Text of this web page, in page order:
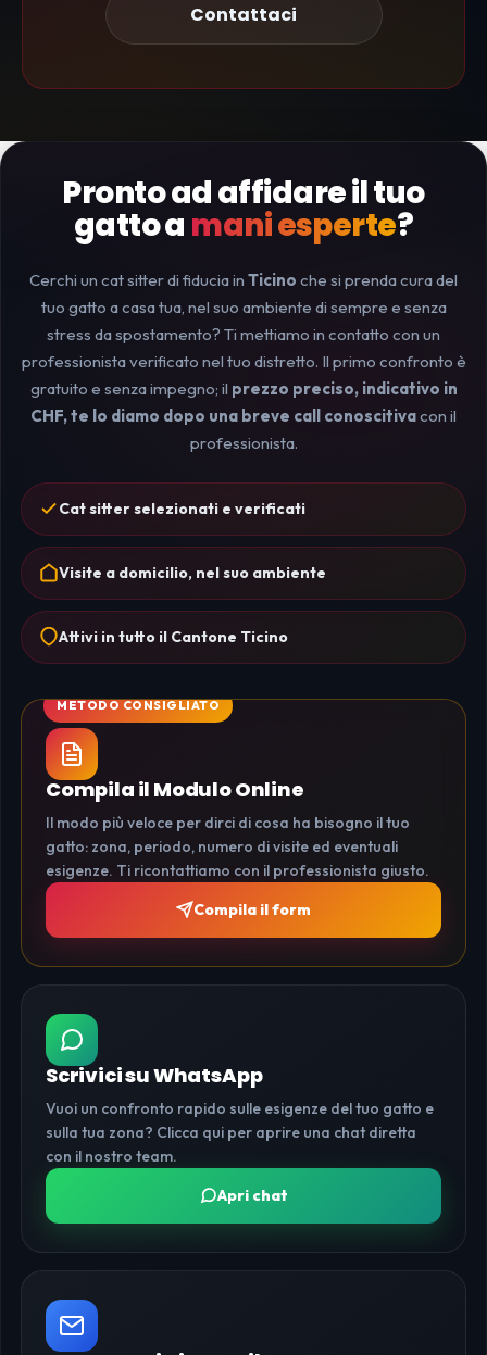
Contattaci
Pronto ad affidare il tuo
gatto a mani esperte?
Cerchi un cat sitter di fiducia in Ticino che si prenda cura del
tuo gatto a casa tua, nel suo ambiente di sempre e senza
stress da spostamento? Ti mettiamo in contatto con un
professionista verificato nel tuo distretto. Il primo confronto è
gratuito e senza impegno; il prezzo preciso, indicativo in
CHF, te lo diamo dopo una breve call conoscitivacon il
professionista.
Cat sitter selezionati e verificati
Visite a domicilio, nel suo ambiente
Attivi in tutto il Cantone Ticino
Compila il Modulo Online
Il modo più veloce per dirci di cosa ha bisogno il tuo
gatto: zona, periodo, numero di visite ed eventuali
esigenze. Ti ricontattiamo con il professionista giusto.
Compila il form
Scrivici su WhatsApp
Vuoi un confronto rapido sulle esigenze del tuo gatto e
sulla tua zona? Clicca qui per aprire una chat diretta
con il nostro team.
Apri chat